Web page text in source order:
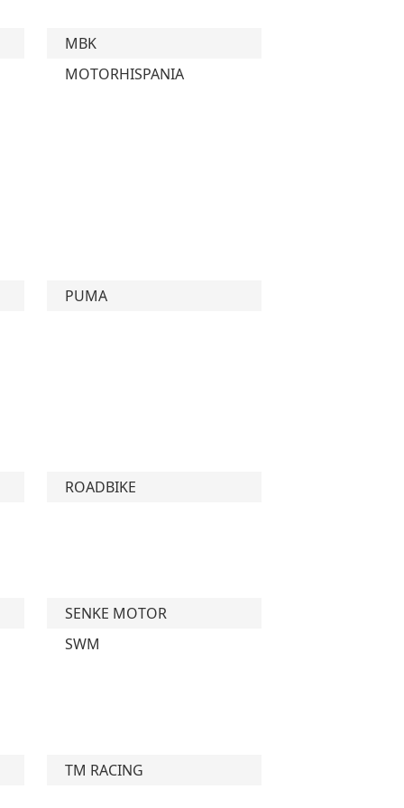
MBK
MOTORHISPANIA
PUMA
ROADBIKE
SENKE MOTOR
SWM
TM RACING